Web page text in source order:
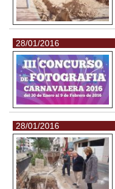
28/01/2016
28/01/2016